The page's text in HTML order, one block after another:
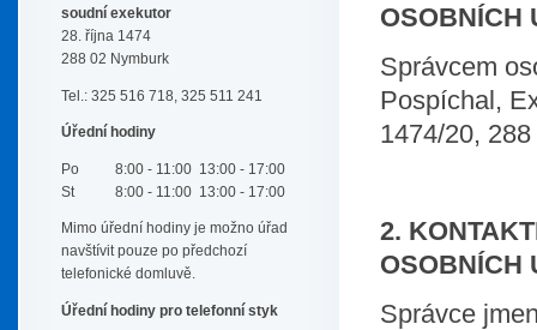
soudní exekutor
28. října 1474
288 02 Nymburk
Tel.: 325 516 718, 325 511 241
Úřední hodiny
Po 8:00 - 11:00 13:00 - 17:00
St
8:00 - 11:00 13:00 - 17:00
Mimo úřední hodiny je možno úřad
navštívit pouze po předchozí
telefonické domluvě.
Úřední hodiny pro telefonní styk
OSOBNÍCH
Správcem
Pospíchal,
1474/20,
2.
OSOBNÍCH
Správce